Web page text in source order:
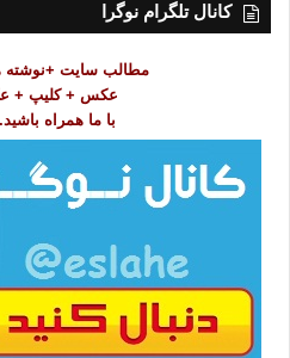
کانال تلگرام نوگرا
مطالب سایت +نوشته
عکس + کلیپ +
با ما همراه باشید.